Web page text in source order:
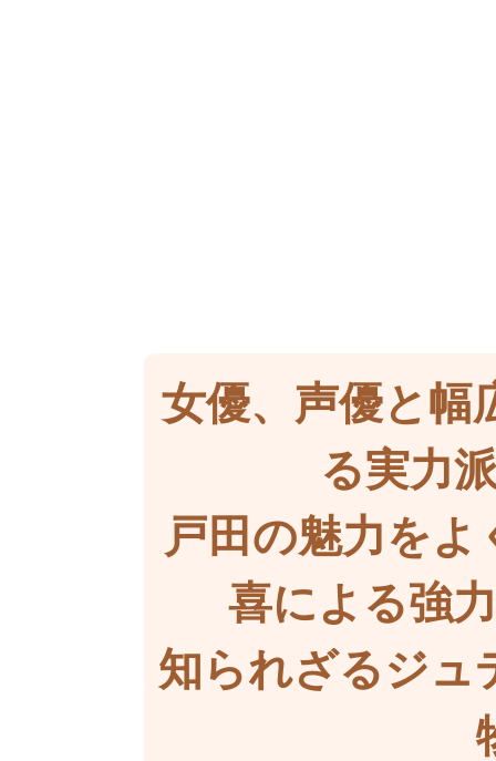
女優、声優と幅
る実力
戸田の魅力を
喜による強
知られざるジュ